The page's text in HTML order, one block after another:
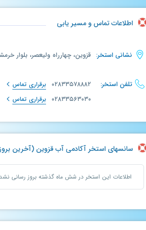
اطلاعات تماس و مسیر یابی
نشانی استخر: قزوین، چهارراه ولیعصر، بلوار
تلفن استخر: ۰۲۸۳۳۵۷۸۸۸۲ برقراری تماس
۰۲۸۳۳۵۶۳۰۳۰ برقراری تماس
سانسهای استخر آکادمی آب قزوین (آخرین بروزرسانی :
اطلاعات این استخر در شش ماه گذشته بروز رسانی